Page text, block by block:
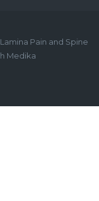
Pain and Spine
Medika